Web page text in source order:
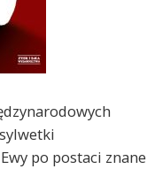
po postaci znane